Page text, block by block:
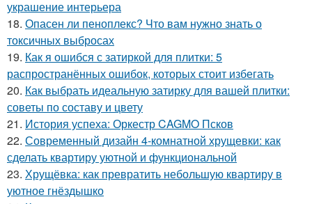
украшение интерьера
18. Опасен ли пеноплекс? Что вам нужно знать о
токсичных выбросах
19. Как я ошибся с затиркой для плитки: 5
распространённых ошибок, которых стоит избегать
20. Как выбрать идеальную затирку для вашей плитки:
советы по составу и цвету
21. История успеха: Оркестр CAGMO Псков
22. Современный дизайн 4-комнатной хрущевки: как
сделать квартиру уютной и функциональной
23. Хрущёвка: как превратить небольшую квартиру в
уютное гнёздышко